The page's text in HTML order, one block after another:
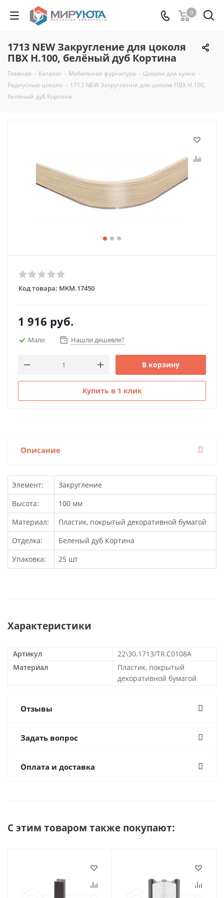
0
1713 NEW Закругление для цоколя
ПВХ Н.100, белёный дуб Кортина
Главная - Каталог - Мебельная фурнитура - Цоколи для кухни -
Радиусные цоколи - 1713 NEW Закругление для цоколя ПВХ Н.100,
белёный дуб Кортина
Код товара: MKM.17450
1 916 руб.
Мало Нашли дешевле?
В корзину
Купить в 1 клик
Описание
Элемент:
Закругление
Высота:
100 мм
Материал:
Пластик, покрытый декоративной бумагой
Отделка:
Беленый дуб Кортина
Упаковка:
25 шт
Характеристики
Артикул
22\30.1713/TR.C0108A
Материал
Пластик, покрытый
декоративной бумагой
Отзывы
Задать вопрос
Оплата и доставка
С этим товаром также покупают: